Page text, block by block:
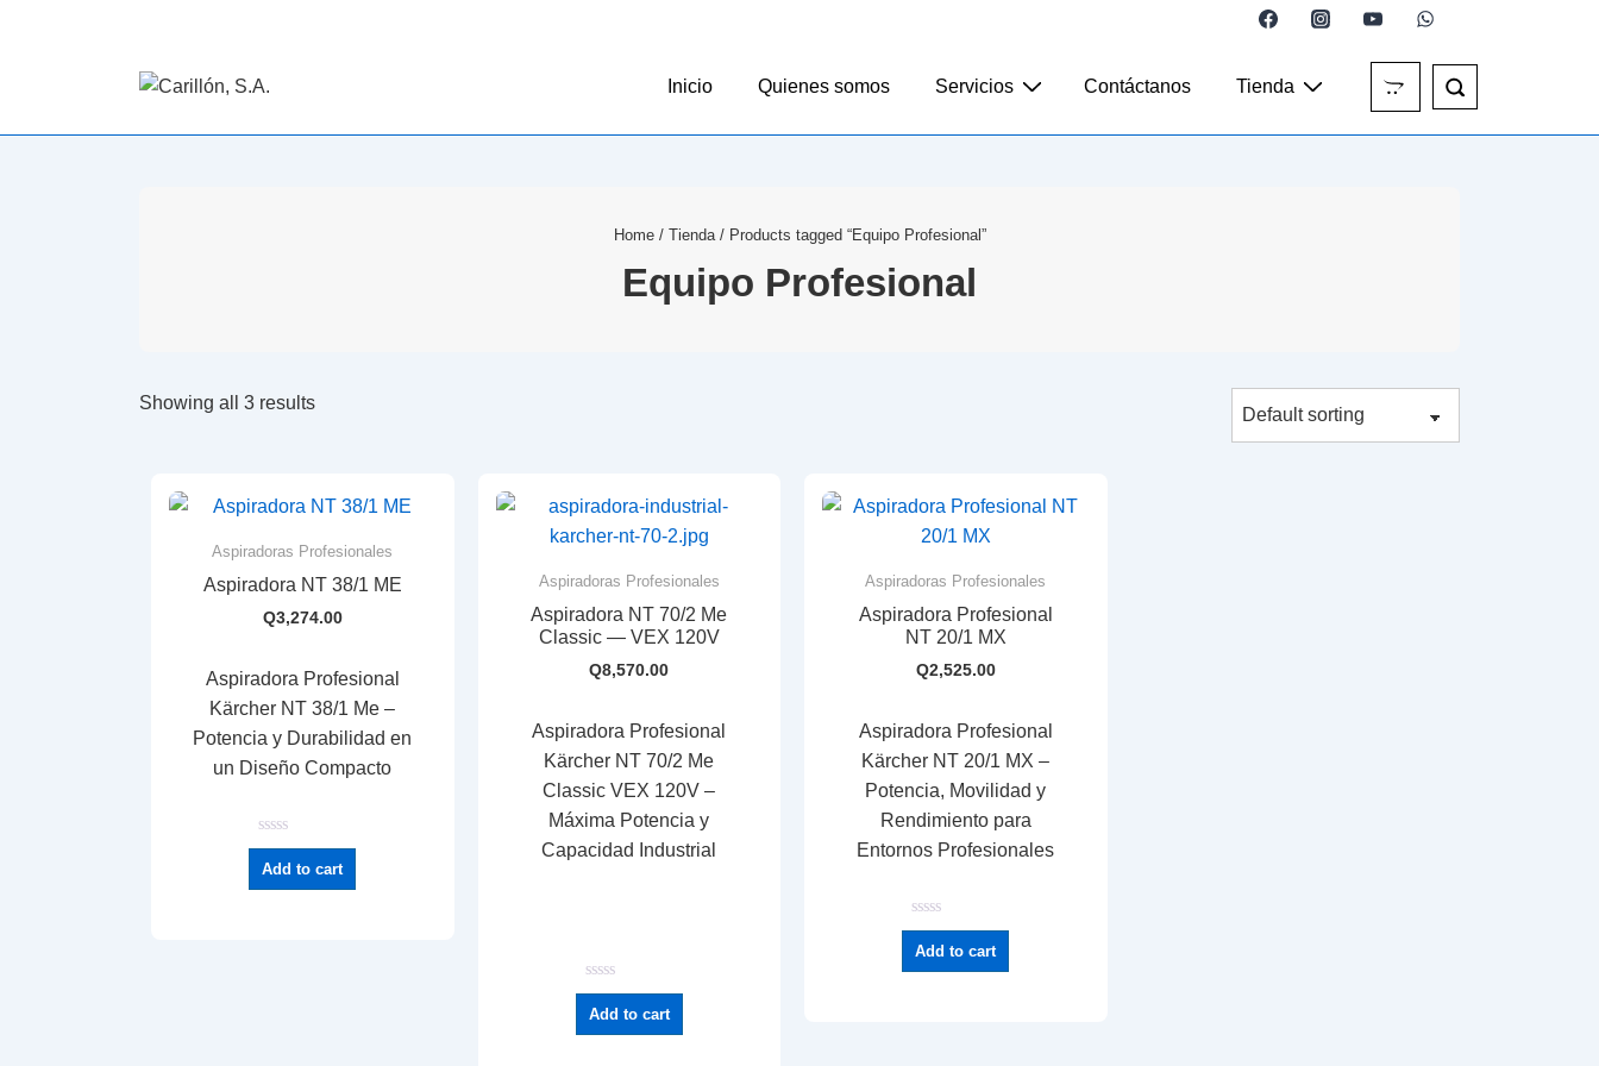
Inicio Quienes somos Servicios Contáctanos Tienda
Home/ Tienda/ Products tagged “Equipo Profesional”
Equipo Profesional
Showing all 3 results
Aspiradoras Profesionales
Aspiradora NT 38/1 ME
Q3,274.00
Aspiradora Profesional
Kärcher NT 38/1 Me –
Potencia y Durabilidad en
un Diseño Compacto
R
a
t
e
Add to cart
Aspiradoras Profesionales
Aspiradora NT 70/2 Me
Classic — VEX 120V
Q8,570.00
Aspiradora Profesional
Kärcher NT 70/2 Me
Classic VEX 120V –
Máxima Potencia y
Capacidad Industrial
R
a
t
e
Add to cart
Aspiradoras Profesionales
Aspiradora Profesional
NT 20/1 MX
Q2,525.00
Aspiradora Profesional
Kärcher NT 20/1 MX –
Potencia, Movilidad y
Rendimiento para
Entornos Profesionales
R
a
t
e
Add to cart